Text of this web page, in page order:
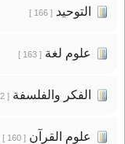
التوحيد[ 166 ]
علوم لغة[ 163 ]
الفكر والفلسفة[ 162 ]
علوم القرآن[ 160 ]